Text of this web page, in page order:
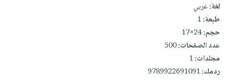
كتابك
تواصل
معنا
لغة:عربي
طبعة:1
حجم:24×17
عدد الصفحات:500
مجلدات:1
ردمك:9789922691091